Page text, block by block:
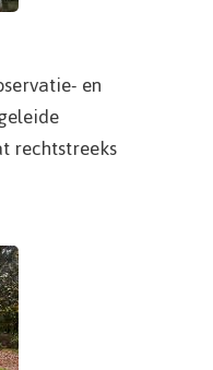
en
rechtstreeks